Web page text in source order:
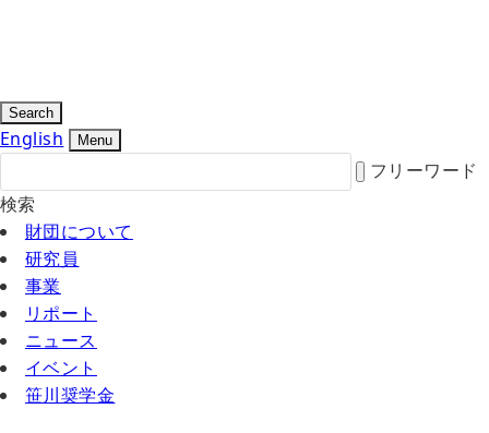
Search
English Menu
フリーワード
検索
財団について
研究員
事業
リポート
ニュース
イベント
笹川奨学金